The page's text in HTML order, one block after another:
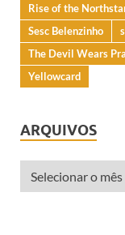
Rise of the
Sesc Belenzinho
The Devil Wears
Yellowcard
ARQUIVOS